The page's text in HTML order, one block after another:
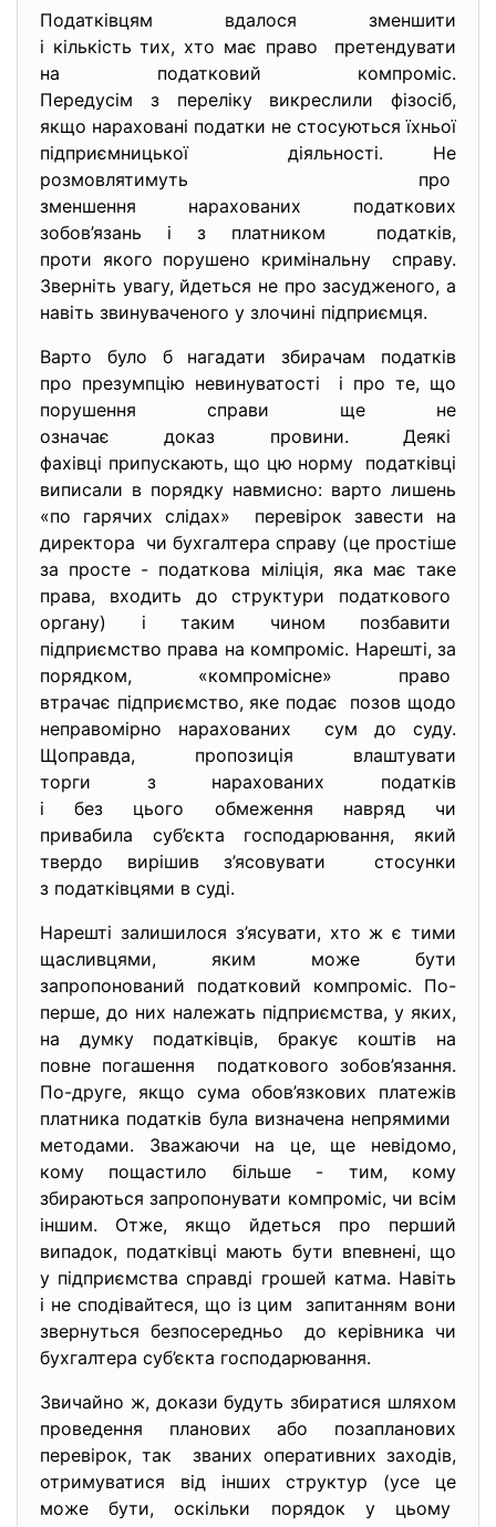
Податківцям вдалося зменшити
і кількість тих, хто має право претендувати
на податковий компроміс.
Передусім з переліку викреслили фізосіб,
якщо нараховані податки не стосуються їхньої
підприємницької діяльності. Не
розмовлятимуть про
зменшення нарахованих податкових
зобов’язань і з платником податків,
проти якого порушено кримінальну справу.
Зверніть увагу, йдеться не про засудженого, а
навіть звинуваченого у злочині підприємця.
Варто було б нагадати збирачам податків
про презумпцію невинуватості і про те, що
порушення справи ще не
означає доказ провини. Деякі
фахівці припускають, що цю норму податківці
виписали в порядку навмисно: варто лишень
«по гарячих слідах» перевірок завести на
директора чи бухгалтера справу (це простіше
за просте - податкова міліція, яка має таке
права, входить до структури податкового
органу) і таким чином позбавити
підприємство права на компроміс. Нарешті, за
порядком, «компромісне» право
втрачає підприємство, яке подає позов щодо
неправомірно нарахованих сум до суду.
Щоправда, пропозиція влаштувати
торги з нарахованих податків
і без цього обмеження навряд чи
привабила суб’єкта господарювання, який
твердо вирішив з’ясовувати стосунки
з податківцями в суді.
Нарешті залишилося з’ясувати, хто ж є тими
щасливцями, яким може бути
запропонований податковий компроміс. По-
перше, до них належать підприємства, у яких,
на думку податківців, бракує коштів на
повне погашення податкового зобов’язання.
По-друге, якщо сума обов’язкових платежів
платника податків була визначена непрямими
методами. Зважаючи на це, ще невідомо,
кому пощастило більше - тим, кому
збираються запропонувати компроміс, чи всім
іншим. Отже, якщо йдеться про перший
випадок, податківці мають бути впевнені, що
у підприємства справді грошей катма. Навіть
і не сподівайтеся, що із цим запитанням вони
звернуться безпосередньо до керівника чи
бухгалтера суб’єкта господарювання.
Звичайно ж, докази будуть збиратися шляхом
проведення планових або позапланових
перевірок, так званих оперативних заходів,
отримуватися від інших структур (усе це
може бути, оскільки порядок у цьому